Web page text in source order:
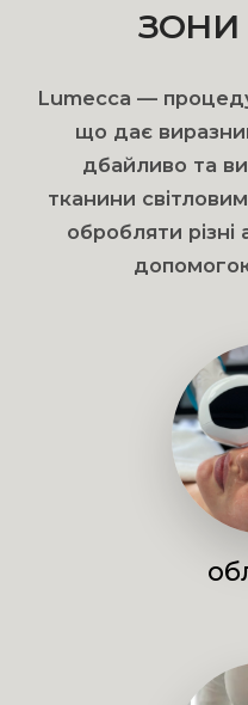
ЗОНИ
Lumecca —
що дає
дбайливо та
тканини
обробляти різні